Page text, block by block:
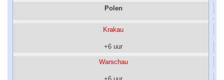
Polen
Krakau
+6 uur
Warschau